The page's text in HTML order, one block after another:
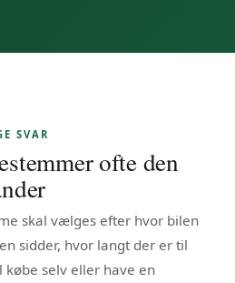
SVAR
ofte den
skal vælges efter hvor bilen
sidder, hvor langt der er til
købe selv eller have en